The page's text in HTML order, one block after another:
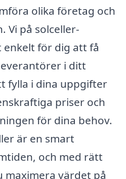
olika företag och
Vi på solceller-
för dig att få
i ditt
fylla i dina uppgifter
priser och
för dina behov.
är en smart
och med rätt
värdet på